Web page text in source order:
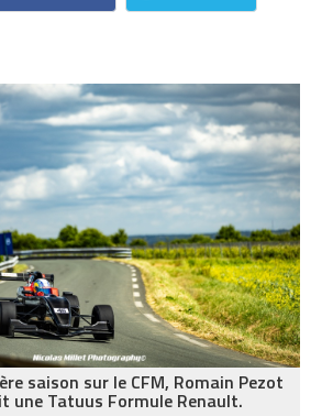
saison sur le CFM, Romain Pezot
une Tatuus Formule Renault.